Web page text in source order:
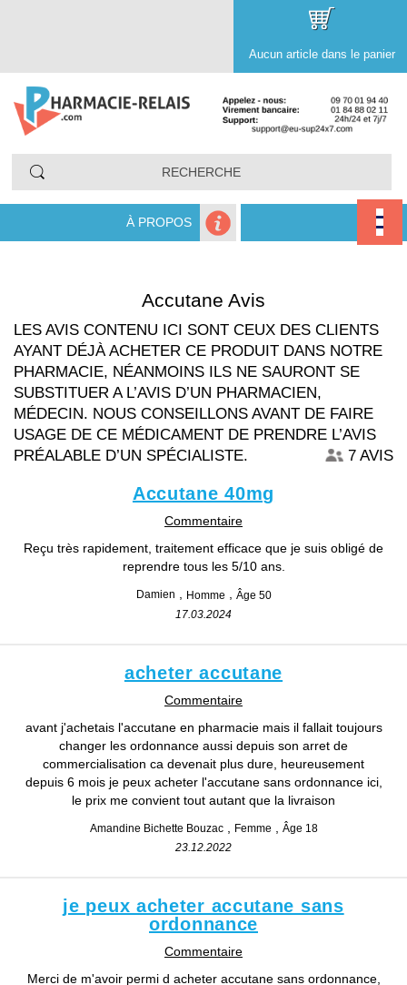
Aucun article dans le panier
À PROPOS
Accutane Avis
LES AVIS CONTENU ICI SONT CEUX DES CLIENTS
AYANT DÉJÀ ACHETER CE PRODUIT DANS NOTRE
PHARMACIE, NÉANMOINS ILS NE SAURONT SE
SUBSTITUER A L’AVIS D’UN PHARMACIEN,
MÉDECIN. NOUS CONSEILLONS AVANT DE FAIRE
USAGE DE CE MÉDICAMENT DE PRENDRE L’AVIS
PRÉALABLE D’UN SPÉCIALISTE.
7 AVIS
Accutane 40mg
Commentaire
Reçu très rapidement, traitement efficace que je suis obligé de
reprendre tous les 5/10 ans.
Damien Homme
Âge 50
17.03.2024
acheter accutane
Commentaire
avant j'achetais l'accutane en pharmacie mais il fallait toujours
changer les ordonnance aussi depuis son arret de
commercialisation ca devenait plus dure, heureusement
depuis 6 mois je peux acheter l'accutane sans ordonnance ici,
le prix me convient tout autant que la livraison
Amandine Bichette Bouzac Femme
Âge 18
23.12.2022
je peux acheter accutane sans
ordonnance
Commentaire
Merci de m'avoir permi d acheter accutane sans ordonnance,